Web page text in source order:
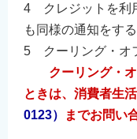
4 クレジットを利
も同様の通知をする
5 クーリング・オ
クーリング・
ときは、消費者生
0123）
までお問い